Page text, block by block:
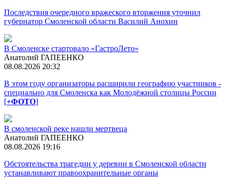
Последствия очередного вражеского вторжения уточнил
губернатор Смоленской области Василий Анохин
В Смоленске стартовало «ГастроЛето»
Анатолий ГАПЕЕНКО
08.08.2026 20:32
В этом году организаторы расширили географию участников -
специально для Смоленска как Молодёжной столицы России
[+ФОТО]
В смоленской реке нашли мертвеца
Анатолий ГАПЕЕНКО
08.08.2026 19:16
Обстоятельства трагедии у деревни в Смоленской области
устанавливают правоохранительные органы